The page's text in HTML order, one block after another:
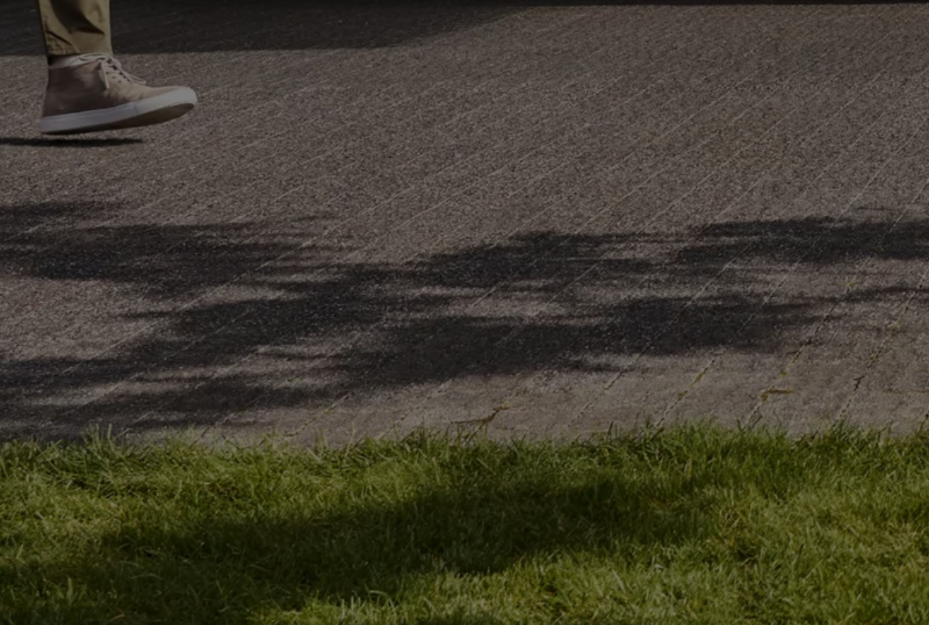
Elbilsbatteriets råvaror
Mjukvaruuppdateringar för ID.
Enkelt förklarat – så fungerar din ID.
Vanliga frågor
ID. Drivers Club
Service av elbilar
Företag
Business Lease
Företagsleasing
Personalbil
Bonus malus
TCO - Total ägandekostnad
Ordlista
Fleet Interface Data
Millån
Köpa
Bygg din bil
Erbjudanden
Boka provkörning
Vilken Volkswagen passar dig?
Offertförfrågan
Hitta din återförsäljare
Köp tillbehör
Finansiering
Privatleasing Online
Privatleasing Online
Finansiering
Leasing
Lån
Serviceavtal & Försäkring
Volkswagen Serviceavtal
Volkswagen försäkring
Volkswagen Betalskydd
Boka provkörning
Offertförfrågan
Hitta din återförsäljare
Om Volkswagen
Juridisk information
CoC-certifikat och lista med ingredienser
Cookies
GDPR
Integritetspolicyn
Juridiskt
VSS Personuppgiftshantering
VWFS personuppgiftshantering
Jobba hos oss
Arbeta hos våra återförsäljare
Arbeta hos Volkswagen
Pressrum
Pressmeddelanden